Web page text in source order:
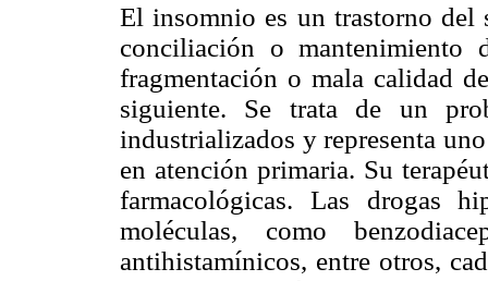
El insomnio es un trastorno del
conciliación o mantenimiento
fragmentación o mala calidad
siguiente. Se trata de un
industrializados y representa
en atención primaria. Su
farmacológicas. Las drogas
moléculas, como
antihistamínicos, entre otros,